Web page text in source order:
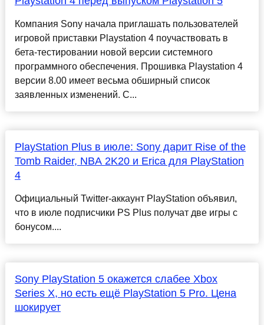
Компания Sony начала приглашать пользователей
игровой приставки Playstation 4 поучаствовать в
бета-тестировании новой версии системного
программного обеспечения. Прошивка Playstation 4
версии 8.00 имеет весьма обширный список
заявленных изменений. С...
PlayStation Plus в июле: Sony дарит Rise of the
Tomb Raider, NBA 2K20 и Erica для PlayStation
4
Официальный Twitter-аккаунт PlayStation объявил,
что в июле подписчики PS Plus получат две игры с
бонусом....
Sony PlayStation 5 окажется слабее Xbox
Series X, но есть ещё PlayStation 5 Pro. Цена
шокирует